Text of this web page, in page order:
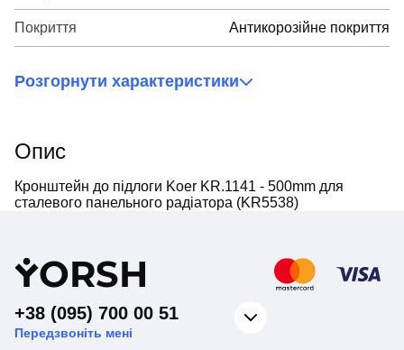
Покриття Антикорозійне покриття
Розгорнути характеристики
Опис
Кронштейн до підлоги Koer KR.1141 - 500mm для
сталевого панельного радіатора (KR5538)
YORSH
+38 (095) 700 00 51
Передзвоніть мені